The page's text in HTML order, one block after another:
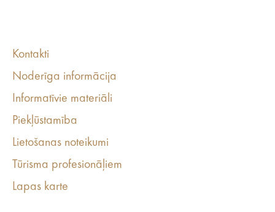
Kontakti
Noderīga informācija
Informatīvie materiāli
Piekļūstamība
Lietošanas noteikumi
Tūrisma profesionāļiem
Lapas karte